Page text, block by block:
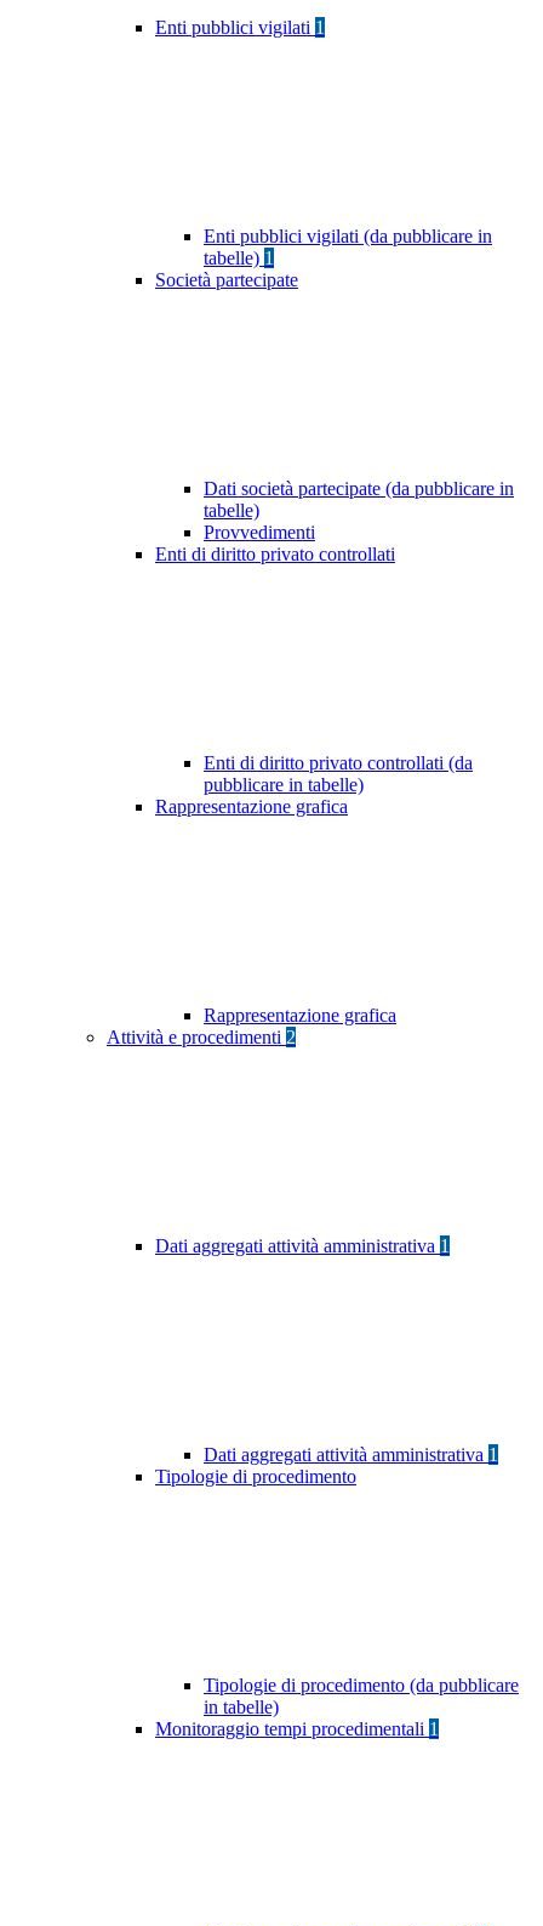
Enti pubblici vigilati 1
Enti pubblici vigilati (da pubblicare in
tabelle) 1
Società partecipate
Dati società partecipate (da pubblicare in
tabelle)
Provvedimenti
Enti di diritto privato controllati
Enti di diritto privato controllati (da
pubblicare in tabelle)
Rappresentazione grafica
Rappresentazione grafica
Attività e procedimenti 2
Dati aggregati attività amministrativa 1
Dati aggregati attività amministrativa 1
Tipologie di procedimento
Tipologie di procedimento (da pubblicare
in tabelle)
Monitoraggio tempi procedimentali 1